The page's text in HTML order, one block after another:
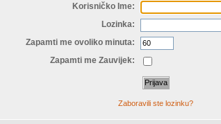
Korisničko Ime:
Lozinka:
Zapamti me ovoliko minuta:
Zapamti me Zauvijek:
Zaboravili ste lozinku?